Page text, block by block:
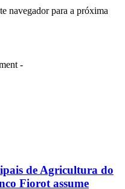
navegador para a próxima
-
de Agricultura do
Fiorot assume